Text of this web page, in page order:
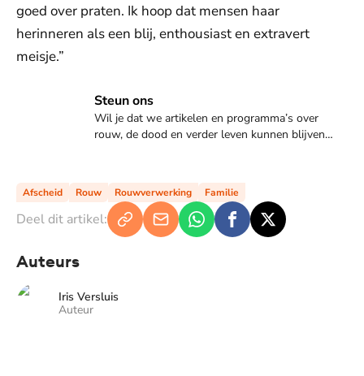
goed over praten. Ik hoop dat mensen haar
herinneren als een blij, enthousiast en extravert
meisje.”
Steun ons
Wil je dat we artikelen en programma’s over
rouw, de dood en verder leven kunnen blijven
donatie.
Afscheid Rouw Rouwverwerking Familie
Deel dit artikel:
Auteurs
Iris Versluis
Auteur